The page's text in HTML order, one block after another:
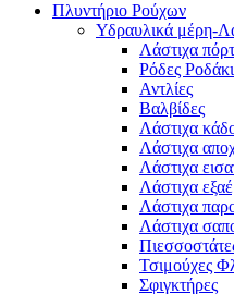
Πλυντήριο Ρούχων
Υδραυλικά μέρη-
Λάστιχα
Ρόδες
Αντλίες
Βαλβίδες
Λάστιχα
Λάστιχα
Λάστιχα
Λάστιχα
Λάστιχα
Λάστιχα
Τσιμούχες
Σφιγκτήρες